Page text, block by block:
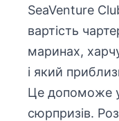
SeaVenture
вартість
маринах,
і який
Це допоможе
сюрпризів.